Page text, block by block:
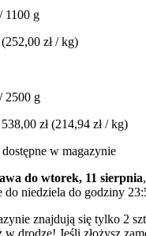
1100 g
(252,00 zł / kg)
2500 g
538,00 zł (214,94 zł / kg)
w magazynie
do wtorek, 11 sierpnia
do niedziela do godziny
znajdują się tylko 2
w drodze! Jeśli złożysz